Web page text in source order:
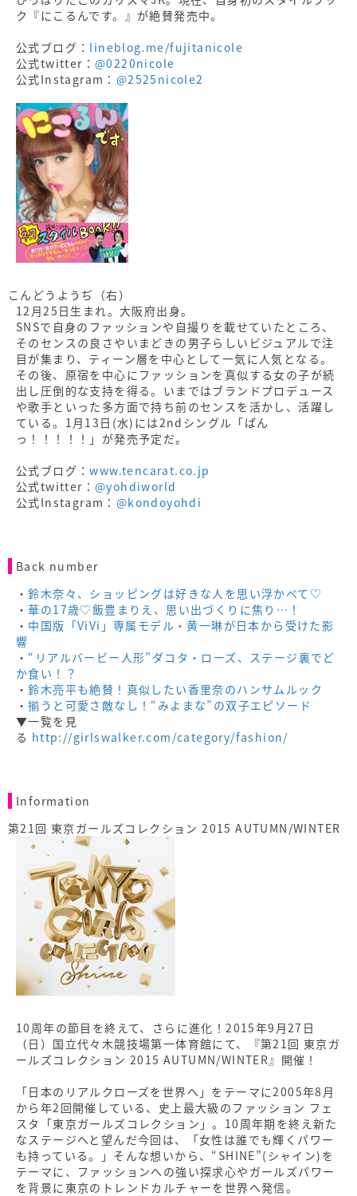
ク『にこるんです。』が絶賛発売中。
公式ブログ： lineblog.me/fujitanicole
公式twitter： @0220nicole
公式Instagram： @2525nicole2
こんどうようぢ（右）
12月25日生まれ。大阪府出身。
SNSで自身のファッションや自撮りを載せていたところ、
そのセンスの良さやいまどきの男子らしいビジュアルで注
目が集まり、ティーン層を中心として一気に人気となる。
その後、原宿を中心にファッションを真似する女の子が続
出し圧倒的な支持を得る。いまではブランドプロデュース
や歌手といった多方面で持ち前のセンスを活かし、活躍し
ている。1月13日(水)には2ndシングル「ぱん
っ！！！！！」が発売予定だ。
公式ブログ：www.tencarat.co.jp
公式twitter： @yohdiworld
公式Instagram： @kondoyohdi
Back number
・鈴木奈々、ショッピングは好きな人を思い浮かべて♡
・華の17歳♡飯豊まりえ、思い出づくりに焦り…！
・ 中国版「ViVi」専属モデル・黄一琳が日本から受けた影
響
・ “リアルバービー人形”ダコタ・ローズ、ステージ裏でど
か食い！？
・鈴木亮平も絶賛！真似したい香里奈のハンサムルック
・揃うと可愛さ敵なし！“みよまな”の双子エピソード
▼一覧を見
る http://girlswalker.com/category/fashion/
Information
第21回 東京ガールズコレクション 2015 AUTUMN/WINTER
10周年の節目を終えて、さらに進化！2015年9月27日
（日）国立代々木競技場第一体育館にて、『第21回 東京ガ
ールズコレクション 2015 AUTUMN/WINTER』開催！
「日本のリアルクローズを世界へ」をテーマに2005年8月
から年2回開催している、史上最大級のファッション フェ
スタ「東京ガールズコレクション」。10周年期を終え新た
なステージへと望んだ今回は、「女性は誰でも輝くパワー
も持っている。」そんな想いから、“SHINE”(シャイン)を
テーマに、ファッションへの強い探求心やガールズパワー
を背景に東京のトレンドカルチャーを世界へ発信。